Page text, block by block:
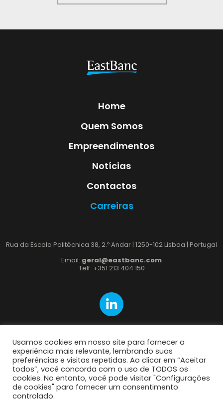
Home
Quem Somos
Empreendimentos
Notícias
Contactos
Carreiras
Rua da Escola Politécnica 38, 2.º Andar | 1250-102 Lisboa | Portugal
Email: geral@eastbanc.com
Telf: +351 213 404 150
Política de Cookies
Política de Privacidade
Usamos cookies em nosso site para fornecer a
experiência mais relevante, lembrando suas
preferências e visitas repetidas. Ao clicar em “Aceitar
todos”, você concorda com o uso de TODOS os
cookies. No entanto, você pode visitar "Configurações
de cookies" para fornecer um consentimento
controlado.